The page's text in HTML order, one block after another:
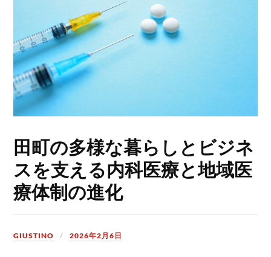
田町の多様な暮らしとビジネ
スを支える内科医療と地域医
療体制の進化
GIUSTINO 2026年2月6日